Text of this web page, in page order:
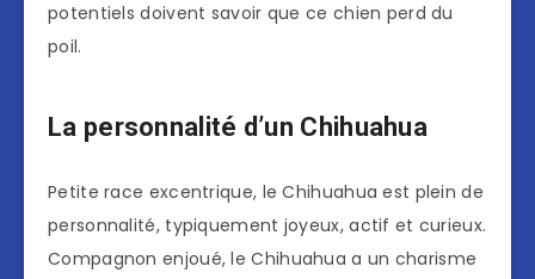
potentiels doivent savoir que ce chien perd du
poil.
La personnalité d’un Chihuahua
Petite race excentrique, le Chihuahua est plein de
personnalité, typiquement joyeux, actif et curieux.
Compagnon enjoué, le Chihuahua a un charisme